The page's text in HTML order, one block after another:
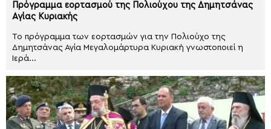
Πρόγραμμα εορτασμού της Πολιούχου της Δημητσάνας
Αγίας Κυριακής
Το πρόγραμμα των εορτασμών για την Πολιούχο της
Δημητσάνας Αγία Μεγαλομάρτυρα Κυριακή γνωστοποιεί η
Ιερά...